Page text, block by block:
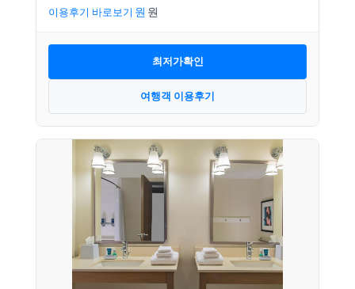
이용후기 바로보기
최저가확인
여행객 이용후기